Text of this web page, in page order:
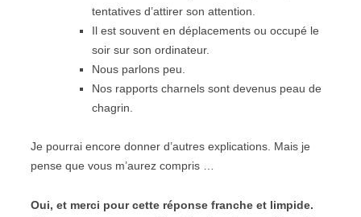
tentatives d’attirer son attention.
Il est souvent en déplacements ou occupé le
soir sur son ordinateur.
Nous parlons peu.
Nos rapports charnels sont devenus peau de
chagrin.
Je pourrai encore donner d’autres explications. Mais je
pense que vous m’aurez compris …
Oui, et merci pour cette réponse franche et limpide.